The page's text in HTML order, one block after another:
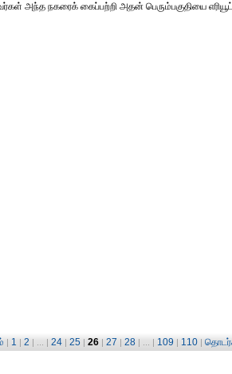
அந்த நகரைக் கைப்பற்றி அதன் பெரும்பகுதியை
| 1 | 2 | ... | 24 | 25 | 26 | 27 | 28 | ... | 109 | 110 |